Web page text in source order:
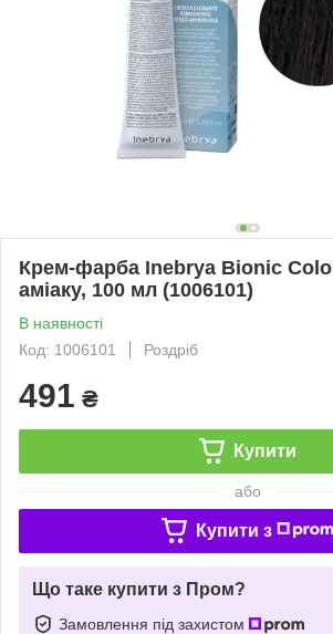
Крем-фарба Inebrya Bionic
амiаку, 100 мл (1006101)
В наявності
Код: 1006101
Роздріб
491 ₴
Купити
або
Купити з
Що таке купити з Пром?
Замовлення під захистом